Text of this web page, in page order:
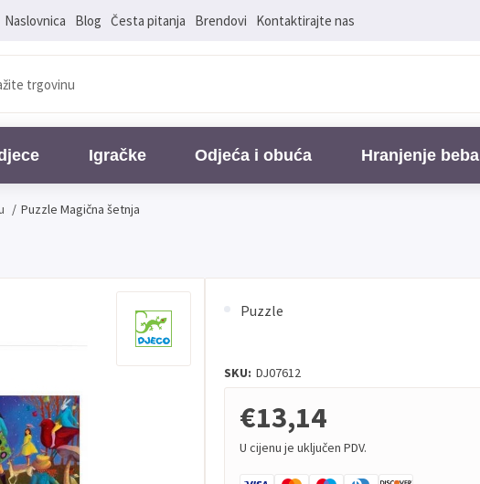
Naslovnica Blog Česta pitanja Brendovi Kontaktirajte nas
Igračke Odjeća i obuća Hranjenje beba
/ Puzzle Magična šetnja
Puzzle
SKU: DJ07612
€13,14
U cijenu je uključen PDV.